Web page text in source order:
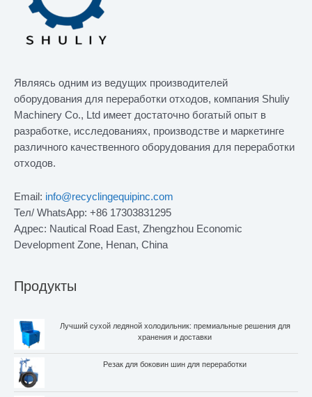
Являясь одним из ведущих производителей
оборудования для переработки отходов, компания Shuliy
Machinery Co., Ltd имеет достаточно богатый опыт в
разработке, исследованиях, производстве и маркетинге
различного качественного оборудования для переработки
отходов.
Email: info@recyclingequipinc.com
Тел/ WhatsApp: +86 17303831295
Адрес: Nautical Road East, Zhengzhou Economic
Development Zone, Henan, China
Продукты
Лучший сухой ледяной холодильник: премиальные решения для
хранения и доставки
Резак для боковин шин для переработки